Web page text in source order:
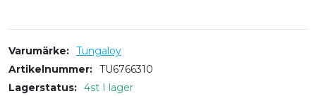
Varumärke
Tungaloy
Artikelnummer
TU6766310
Lagerstatus
4st I lager